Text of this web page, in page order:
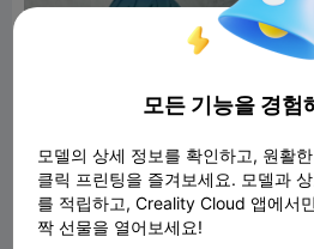
모든 기능을 경험
모델의 상세 정보를 확인하고, 원활
클릭 프린팅을 즐겨보세요. 모델과
를 적립하고, Creality Cloud 앱에서
짝 선물을 열어보세요!